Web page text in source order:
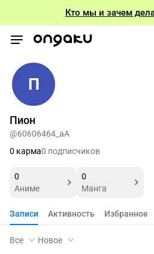
Кто мы и зачем
П
Пион
@60606464_aA
0 карма0 подписчиков
0
Аниме
0
Манга
Записи Активность Избранное
Все Новое